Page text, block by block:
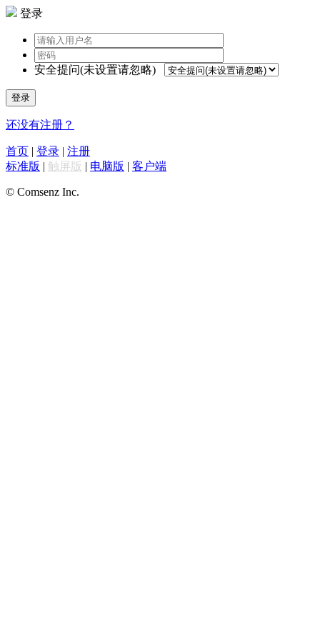
登录
安全提问(未设置请忽略)
登录
还没有注册？
首页 | 登录 | 注册
标准版 | 触屏版 | 电脑版 | 客户端
© Comsenz Inc.